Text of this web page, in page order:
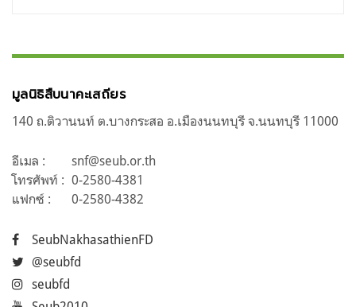
มูลนิธิสืบนาคะเสถียร
140 ถ.ติวานนท์ ต.บางกระสอ อ.เมืองนนทบุรี จ.นนทบุรี 11000
อีเมล :
snf@seub.or.th
โทรศัพท์ : 0-2580-4381
แฟกซ์ :
0-2580-4382
SeubNakhasathienFD
@seubfd
seubfd